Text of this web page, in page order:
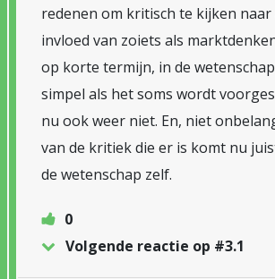
redenen om kritisch te kijken naar
invloed van zoiets als
op korte termijn, in de
simpel als het soms wordt
nu ook weer niet. En, niet
van de kritiek die er is komt nu
de wetenschap zelf.
0
Volgende reactie op #3.1